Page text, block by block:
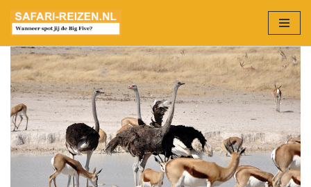
Ga
naar
de
inhoud